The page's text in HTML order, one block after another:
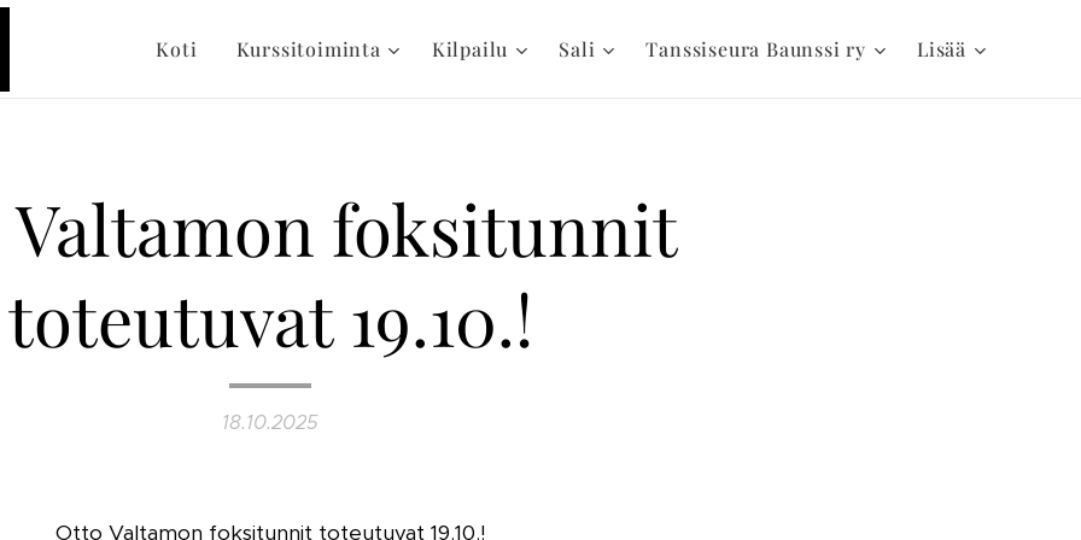
Koti Kurssitoiminta Kilpailu Sali Tanssiseura Baunssi ry Lisää
foksitunnit
toteutuvat 19.10.!
18.10.2025
Otto Valtamon foksitunnit toteutuvat 19.10.!